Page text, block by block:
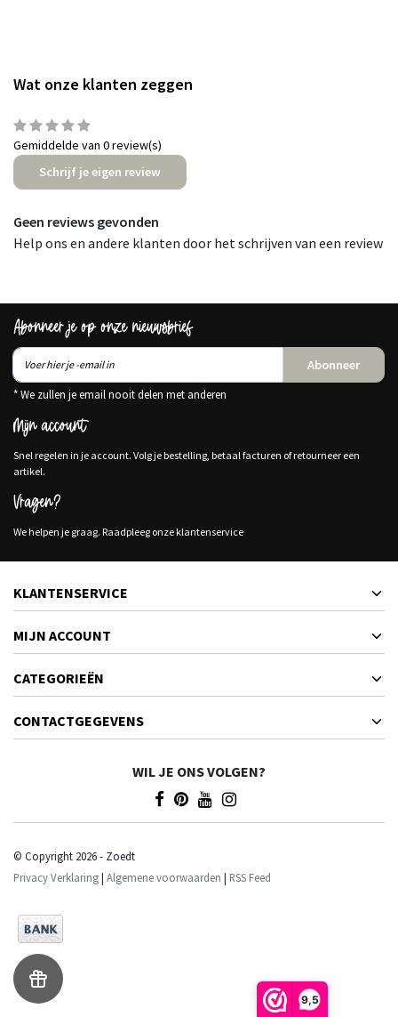
9,5
Wat onze klanten zeggen
Gemiddelde van 0 review(s)
Schrijf je eigen review
Geen reviews gevonden
Help ons en andere klanten door het schrijven van een review
Abonneer je op onze nieuwsbrief
Abonneer
* We zullen je email nooit delen met anderen
Mijn account
Snel regelen in je account. Volg je bestelling, betaal facturen of retourneer een
artikel.
Vragen?
We helpen je graag. Raadpleeg onze klantenservice
KLANTENSERVICE
MIJN ACCOUNT
CATEGORIEËN
CONTACTGEGEVENS
WIL JE ONS VOLGEN?
© Copyright 2026 - Zoedt
Privacy Verklaring| Algemene voorwaarden | RSS Feed